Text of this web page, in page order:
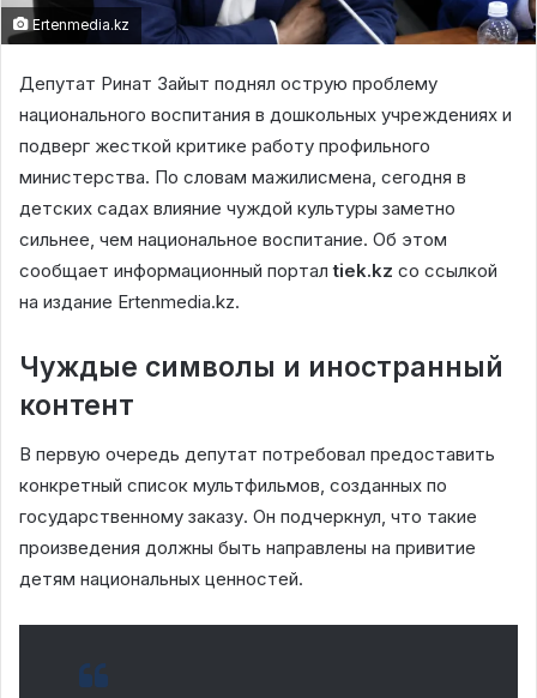
Ertenmedia.kz
Депутат Ринат Зайыт поднял острую проблему
национального воспитания в дошкольных учреждениях и
подверг жесткой критике работу профильного
министерства. По словам мажилисмена, сегодня в
детских садах влияние чуждой культуры заметно
сильнее, чем национальное воспитание. Об этом
сообщает информационный порталtiek.kz со ссылкой
на издание Ertenmedia.kz.
Чуждые символы и иностранный
контент
В первую очередь депутат потребовал предоставить
конкретный список мультфильмов, созданных по
государственному заказу. Он подчеркнул, что такие
произведения должны быть направлены на привитие
детям национальных ценностей.